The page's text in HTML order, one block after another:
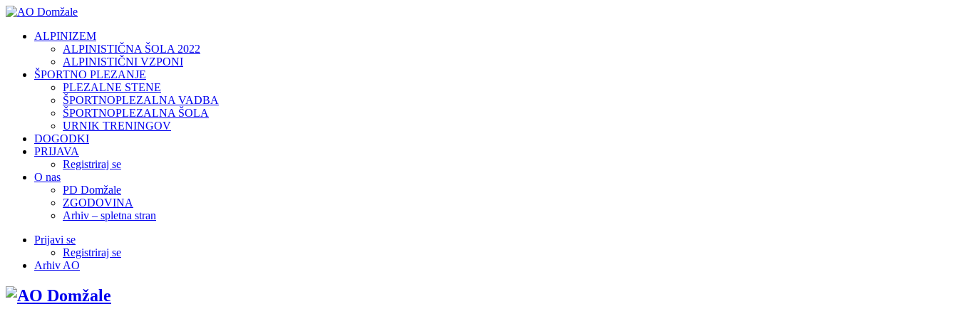
ALPINIZEM
ALPINISTIČNA ŠOLA 2022
ALPINISTIČNI VZPONI
ŠPORTNO PLEZANJE
PLEZALNE STENE
ŠPORTNOPLEZALNA VADBA
ŠPORTNOPLEZALNA ŠOLA
URNIK TRENINGOV
DOGODKI
PRIJAVA
Registriraj se
O nas
PD Domžale
ZGODOVINA
Arhiv – spletna stran
Prijavi se
Registriraj se
Arhiv AO